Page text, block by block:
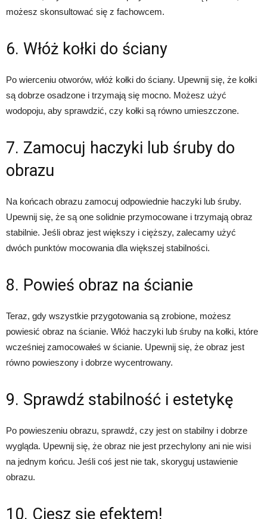
możesz skonsultować się z fachowcem.
6. Włóż kołki do ściany
Po wierceniu otworów, włóż kołki do ściany. Upewnij się, że kołki
są dobrze osadzone i trzymają się mocno. Możesz użyć
wodopoju, aby sprawdzić, czy kołki są równo umieszczone.
7. Zamocuj haczyki lub śruby do
obrazu
Na końcach obrazu zamocuj odpowiednie haczyki lub śruby.
Upewnij się, że są one solidnie przymocowane i trzymają obraz
stabilnie. Jeśli obraz jest większy i cięższy, zalecamy użyć
dwóch punktów mocowania dla większej stabilności.
8. Powieś obraz na ścianie
Teraz, gdy wszystkie przygotowania są zrobione, możesz
powiesić obraz na ścianie. Włóż haczyki lub śruby na kołki, które
wcześniej zamocowałeś w ścianie. Upewnij się, że obraz jest
równo powieszony i dobrze wycentrowany.
9. Sprawdź stabilność i estetykę
Po powieszeniu obrazu, sprawdź, czy jest on stabilny i dobrze
wygląda. Upewnij się, że obraz nie jest przechylony ani nie wisi
na jednym końcu. Jeśli coś jest nie tak, skoryguj ustawienie
obrazu.
10. Ciesz się efektem!